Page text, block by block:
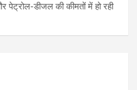
डीजल की कीमतों में हो रही